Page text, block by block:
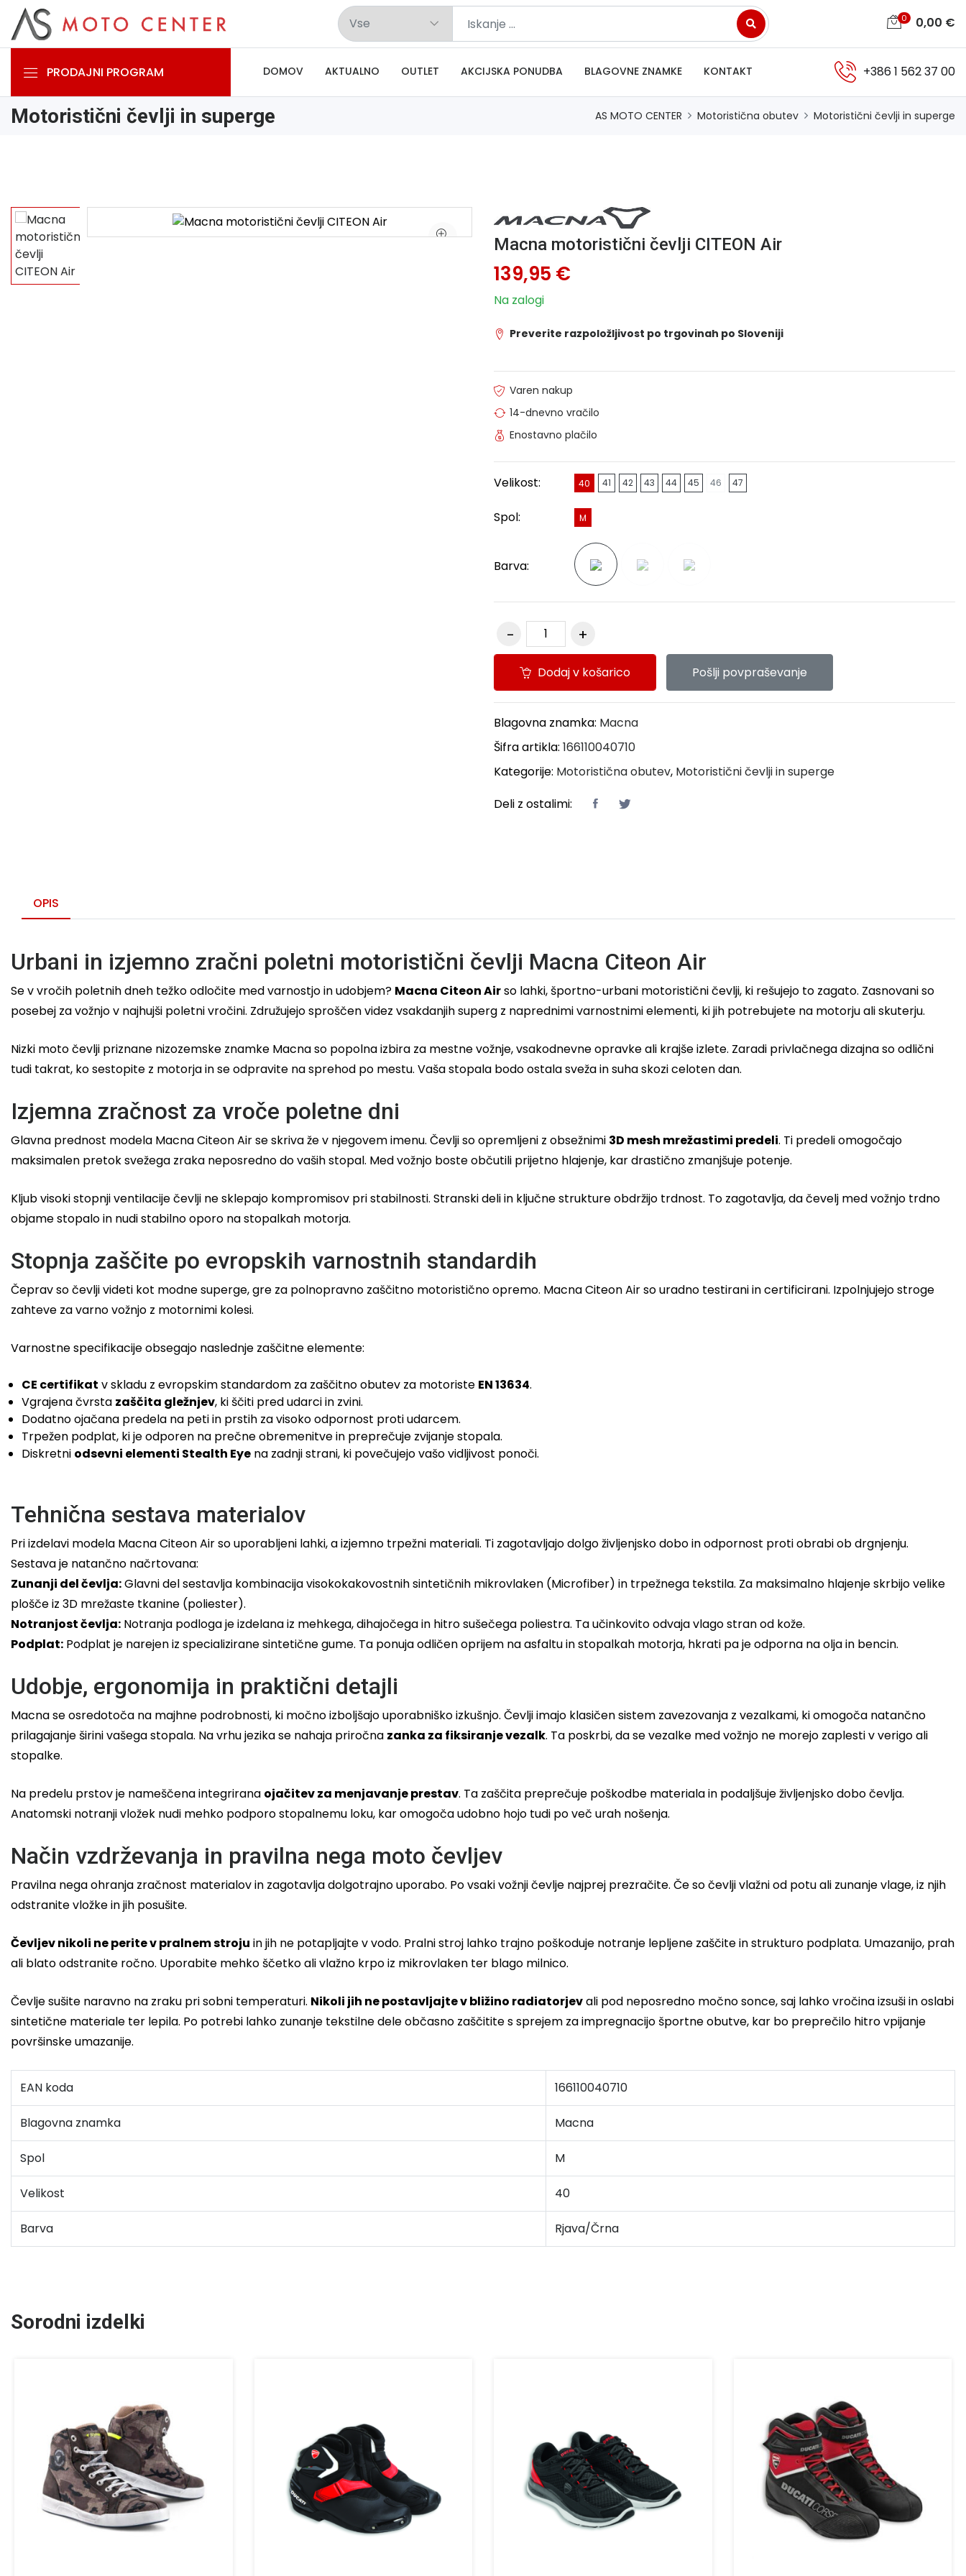
0 0,00 €
PRODAJNI PROGRAM DOMOV AKTUALNO OUTLET AKCIJSKA PONUDBA BLAGOVNE ZNAMKE KONTAKT +386 1 562 37 00
Motoristični čevlji in superge AS MOTO CENTER Motoristična obutev Motoristični čevlji in superge
Macna motoristični čevlji CITEON Air
139,95 €
Na zalogi
Preverite razpoložljivost po trgovinah po Sloveniji
Varen nakup
14-dnevno vračilo
Enostavno plačilo
Velikost: 40 41 42 43 44 45 46 47
Spol: M
Barva:
Dodaj v košarico Pošlji povpraševanje
Blagovna znamka: Macna
Šifra artikla: 166110040710
Kategorije: Motoristična obutev, Motoristični čevlji in superge
Deli z ostalimi:
OPIS
Urbani in izjemno zračni poletni motoristični čevlji Macna Citeon Air
Se v vročih poletnih dneh težko odločite med varnostjo in udobjem? Macna Citeon Airso lahki, športno-urbani motoristični čevlji, ki rešujejo to zagato. Zasnovani so
posebej za vožnjo v najhujši poletni vročini. Združujejo sproščen videz vsakdanjih superg z naprednimi varnostnimi elementi, ki jih potrebujete na motorju ali skuterju.
Nizki moto čevlji priznane nizozemske znamke Macna so popolna izbira za mestne vožnje, vsakodnevne opravke ali krajše izlete. Zaradi privlačnega dizajna so odlični
tudi takrat, ko sestopite z motorja in se odpravite na sprehod po mestu. Vaša stopala bodo ostala sveža in suha skozi celoten dan.
Izjemna zračnost za vroče poletne dni
Glavna prednost modela Macna Citeon Air se skriva že v njegovem imenu. Čevlji so opremljeni z obsežnimi 3D mesh mrežastimi predeli. Ti predeli omogočajo
maksimalen pretok svežega zraka neposredno do vaših stopal. Med vožnjo boste občutili prijetno hlajenje, kar drastično zmanjšuje potenje.
Kljub visoki stopnji ventilacije čevlji ne sklepajo kompromisov pri stabilnosti. Stranski deli in ključne strukture obdržijo trdnost. To zagotavlja, da čevelj med vožnjo trdno
objame stopalo in nudi stabilno oporo na stopalkah motorja.
Stopnja zaščite po evropskih varnostnih standardih
Čeprav so čevlji videti kot modne superge, gre za polnopravno zaščitno motoristično opremo. Macna Citeon Air so uradno testirani in certificirani. Izpolnjujejo stroge
zahteve za varno vožnjo z motornimi kolesi.
Varnostne specifikacije obsegajo naslednje zaščitne elemente:
CE certifikat v skladu z evropskim standardom za zaščitno obutev za motoriste EN 13634.
Vgrajena čvrsta zaščita gležnjev, ki ščiti pred udarci in zvini.
Dodatno ojačana predela na peti in prstih za visoko odpornost proti udarcem.
Trpežen podplat, ki je odporen na prečne obremenitve in preprečuje zvijanje stopala.
Diskretni odsevni elementi Stealth Eye na zadnji strani, ki povečujejo vašo vidljivost ponoči.
Tehnična sestava materialov
Pri izdelavi modela Macna Citeon Air so uporabljeni lahki, a izjemno trpežni materiali. Ti zagotavljajo dolgo življenjsko dobo in odpornost proti obrabi ob drgnjenju.
Sestava je natančno načrtovana:
Zunanji del čevlja:Glavni del sestavlja kombinacija visokokakovostnih sintetičnih mikrovlaken (Microfiber) in trpežnega tekstila. Za maksimalno hlajenje skrbijo velike
plošče iz 3D mrežaste tkanine (poliester).
Notranjost čevlja: Notranja podloga je izdelana iz mehkega, dihajočega in hitro sušečega poliestra. Ta učinkovito odvaja vlago stran od kože.
Podplat: Podplat je narejen iz specializirane sintetične gume. Ta ponuja odličen oprijem na asfaltu in stopalkah motorja, hkrati pa je odporna na olja in bencin.
Udobje, ergonomija in praktični detajli
Macna se osredotoča na majhne podrobnosti, ki močno izboljšajo uporabniško izkušnjo. Čevlji imajo klasičen sistem zavezovanja z vezalkami, ki omogoča natančno
prilagajanje širini vašega stopala. Na vrhu jezika se nahaja priročna zanka za fiksiranje vezalk. Ta poskrbi, da se vezalke med vožnjo ne morejo zaplesti v verigo ali
stopalke.
Na predelu prstov je nameščena integrirana ojačitev za menjavanje prestav. Ta zaščita preprečuje poškodbe materiala in podaljšuje življenjsko dobo čevlja.
Anatomski notranji vložek nudi mehko podporo stopalnemu loku, kar omogoča udobno hojo tudi po več urah nošenja.
Način vzdrževanja in pravilna nega moto čevljev
Pravilna nega ohranja zračnost materialov in zagotavlja dolgotrajno uporabo. Po vsaki vožnji čevlje najprej prezračite. Če so čevlji vlažni od potu ali zunanje vlage, iz njih
odstranite vložke in jih posušite.
Čevljev nikoli ne perite v pralnem stroju in jih ne potapljajte v vodo. Pralni stroj lahko trajno poškoduje notranje lepljene zaščite in strukturo podplata. Umazanijo, prah
ali blato odstranite ročno. Uporabite mehko ščetko ali vlažno krpo iz mikrovlaken ter blago milnico.
Čevlje sušite naravno na zraku pri sobni temperaturi. Nikoli jih ne postavljajte v bližino radiatorjevali pod neposredno močno sonce, saj lahko vročina izsuši in oslabi
sintetične materiale ter lepila. Po potrebi lahko zunanje tekstilne dele občasno zaščitite s sprejem za impregnacijo športne obutve, kar bo preprečilo hitro vpijanje
površinske umazanije.
EAN koda 166110040710
Blagovna znamka Macna
Spol M
Velikost 40
Barva Rjava/Črna
Sorodni izdelki